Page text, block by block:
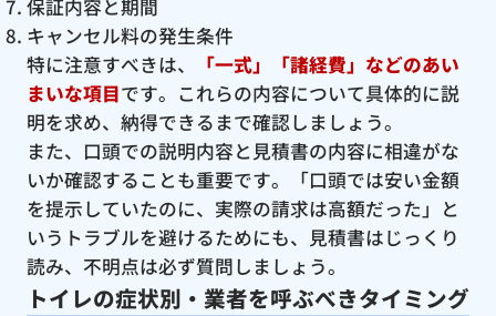
保証内容と期間
キャンセル料の発生条件
特に注意すべきは、
「一式」「諸経費」などのあい
まいな項目です。これらの内容について具体的に説
明を求め、納得できるまで確認しましょう。
また、口頭での説明内容と見積書の内容に相違がな
いか確認することも重要です。「口頭では安い金額
を提示していたのに、実際の請求は高額だった」と
いうトラブルを避けるためにも、見積書はじっくり
読み、不明点は必ず質問しましょう。
トイレの症状別・業者を呼ぶべきタイミング